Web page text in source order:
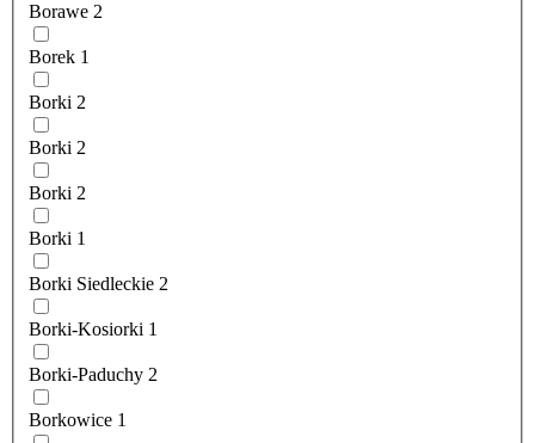
Borawe 2
Borek 1
Borki 2
Borki 2
Borki 2
Borki 1
Borki Siedleckie 2
Borki-Kosiorki 1
Borki-Paduchy 2
Borkowice 1